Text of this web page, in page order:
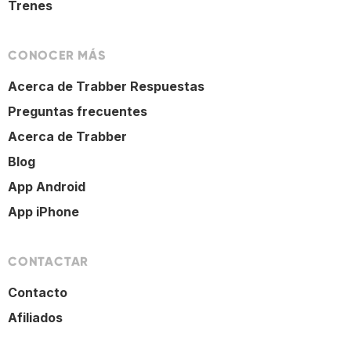
Trenes
CONOCER MÁS
Acerca de Trabber Respuestas
Preguntas frecuentes
Acerca de Trabber
Blog
App Android
App iPhone
CONTACTAR
Contacto
Afiliados